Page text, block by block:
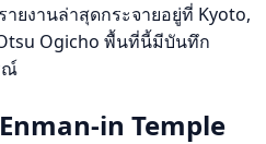
ยงานล่าสุดกระจายอยู่ที่ Kyoto,
Ogicho พื้นที่นี้มีบันทึก
ณ์
in Temple